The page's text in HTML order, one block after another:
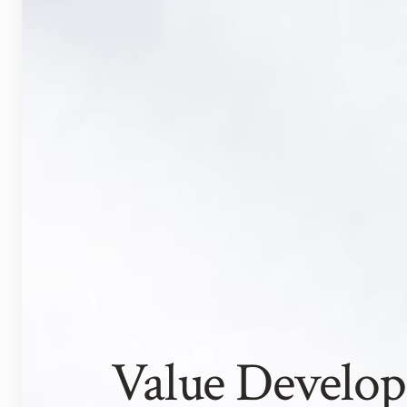
Value